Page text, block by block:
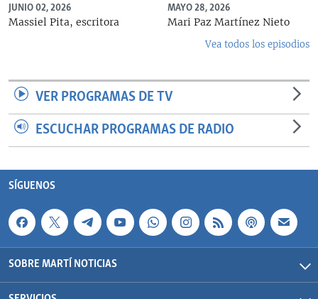
JUNIO 02, 2026
Massiel Pita, escritora
MAYO 28, 2026
Mari Paz Martínez Nieto
Vea todos los episodios
VER PROGRAMAS DE TV
ESCUCHAR PROGRAMAS DE RADIO
SÍGUENOS
SOBRE MARTÍ NOTICIAS